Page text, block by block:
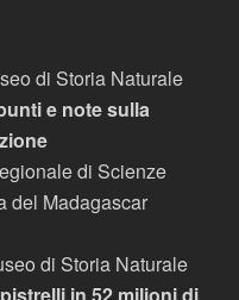
di Storia Naturale
e note sulla
di Scienze
del Madagascar
di Storia Naturale